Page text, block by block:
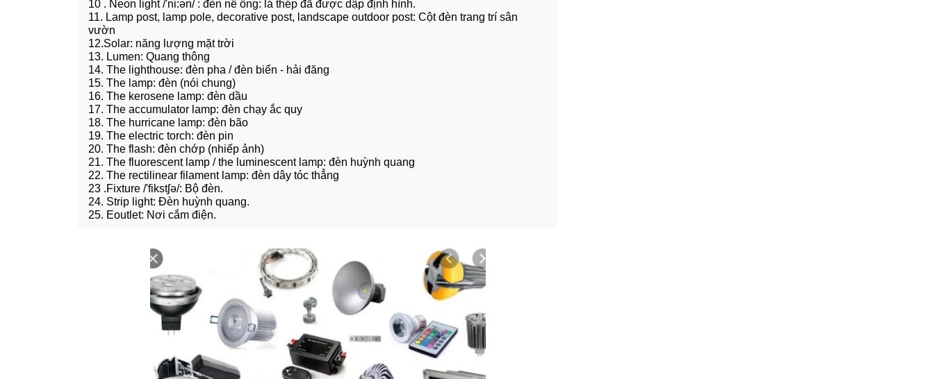
10 . Neon light /'ni:ən/ : đèn nê ông: lá thép đã được dập định hình.
11. Lamp post, lamp pole, decorative post, landscape outdoor post: Cột đèn trang trí sân
vườn
12.Solar: năng lượng mặt trời
13. Lumen: Quang thông
14. The lighthouse: đèn pha / đèn biển - hải đăng
15. The lamp: đèn (nói chung)
16. The kerosene lamp: đèn dầu
17. The accumulator lamp: đèn chạy ắc quy
18. The hurricane lamp: đèn bão
19. The electric torch: đèn pin
20. The flash: đèn chớp (nhiếp ảnh)
21. The fluorescent lamp / the luminescent lamp: đèn huỳnh quang
22. The rectilinear filament lamp: đèn dây tóc thẳng
23 .Fixture /'fikstʃə/: Bộ đèn.
24. Strip light: Đèn huỳnh quang.
25. Eoutlet: Nơi cắm điện.